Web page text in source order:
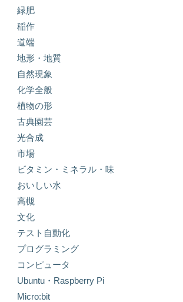
緑肥
稲作
道端
地形・地質
自然現象
化学全般
植物の形
古典園芸
光合成
市場
ビタミン・ミネラル・味
おいしい水
高槻
文化
テスト自動化
プログラミング
コンピュータ
Ubuntu・Raspberry Pi
Micro:bit